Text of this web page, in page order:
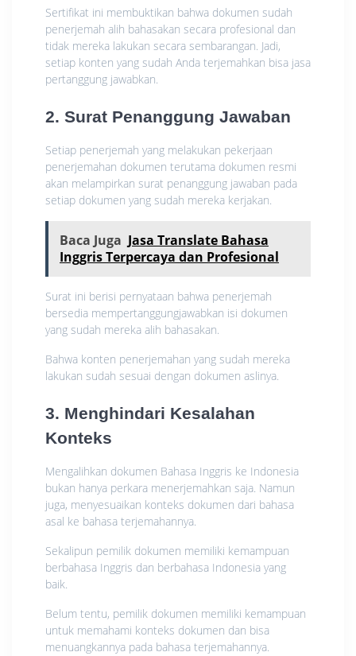
Sertifikat ini membuktikan bahwa dokumen sudah
penerjemah alih bahasakan secara profesional dan
tidak mereka lakukan secara sembarangan. Jadi,
setiap konten yang sudah Anda terjemahkan bisa jasa
pertanggung jawabkan.
2. Surat Penanggung Jawaban
Setiap penerjemah yang melakukan pekerjaan
penerjemahan dokumen terutama dokumen resmi
akan melampirkan surat penanggung jawaban pada
setiap dokumen yang sudah mereka kerjakan.
Baca Juga Jasa Translate Bahasa
Inggris Terpercaya dan Profesional
Surat ini berisi pernyataan bahwa penerjemah
bersedia mempertanggungjawabkan isi dokumen
yang sudah mereka alih bahasakan.
Bahwa konten penerjemahan yang sudah mereka
lakukan sudah sesuai dengan dokumen aslinya.
3. Menghindari Kesalahan
Konteks
Mengalihkan dokumen Bahasa Inggris ke Indonesia
bukan hanya perkara menerjemahkan saja. Namun
juga, menyesuaikan konteks dokumen dari bahasa
asal ke bahasa terjemahannya.
Sekalipun pemilik dokumen memiliki kemampuan
berbahasa Inggris dan berbahasa Indonesia yang
baik.
Belum tentu, pemilik dokumen memiliki kemampuan
untuk memahami konteks dokumen dan bisa
menuangkannya pada bahasa terjemahannya.